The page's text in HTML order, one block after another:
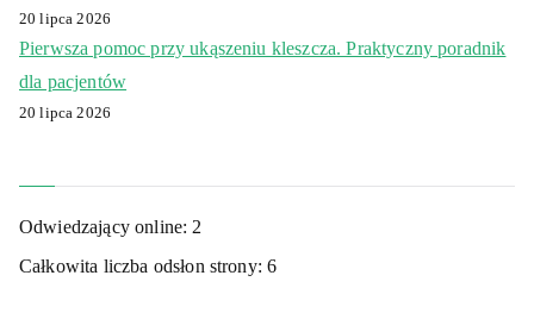
20 lipca 2026
Pierwsza pomoc przy ukąszeniu kleszcza. Praktyczny poradnik
dla pacjentów
20 lipca 2026
Odwiedzający online: 2
Całkowita liczba odsłon strony:6